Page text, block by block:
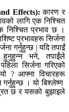
Effects): कारण र
लागि एक निश्चित
निश्चित प्रभाव छ ।
प्रभावहरू सिर्जना
गर्नुहुन्छ | यदि तपाईं
भने, तपाईंले
सिर्जना गरिएको
? आफ्ना विचारहरू
गर्नुहुन्छ । यो बिश्लेष्ण
छ र यसको बुझाइले